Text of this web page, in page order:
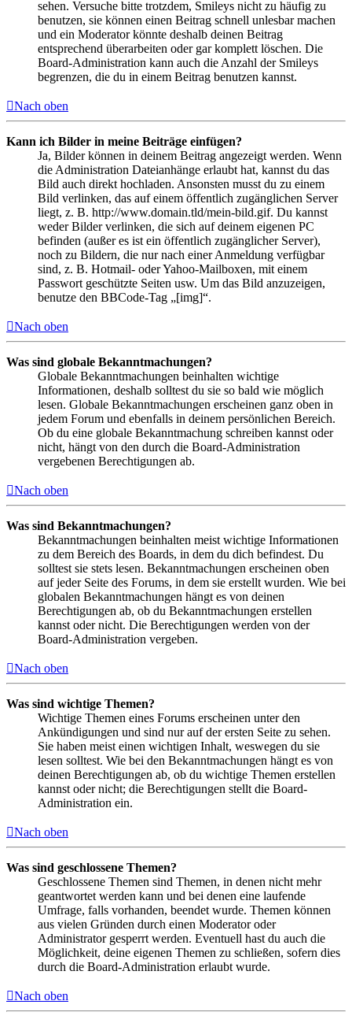
sehen. Versuche bitte trotzdem, Smileys nicht zu häufig zu
benutzen, sie können einen Beitrag schnell unlesbar machen
und ein Moderator könnte deshalb deinen Beitrag
entsprechend überarbeiten oder gar komplett löschen. Die
Board-Administration kann auch die Anzahl der Smileys
begrenzen, die du in einem Beitrag benutzen kannst.
Nach oben
Kann ich Bilder in meine Beiträge einfügen?
Ja, Bilder können in deinem Beitrag angezeigt werden. Wenn
die Administration Dateianhänge erlaubt hat, kannst du das
Bild auch direkt hochladen. Ansonsten musst du zu einem
Bild verlinken, das auf einem öffentlich zugänglichen Server
liegt, z. B. http://www.domain.tld/mein-bild.gif. Du kannst
weder Bilder verlinken, die sich auf deinem eigenen PC
befinden (außer es ist ein öffentlich zugänglicher Server),
noch zu Bildern, die nur nach einer Anmeldung verfügbar
sind, z. B. Hotmail- oder Yahoo-Mailboxen, mit einem
Passwort geschützte Seiten usw. Um das Bild anzuzeigen,
benutze den BBCode-Tag „[img]“.
Nach oben
Was sind globale Bekanntmachungen?
Globale Bekanntmachungen beinhalten wichtige
Informationen, deshalb solltest du sie so bald wie möglich
lesen. Globale Bekanntmachungen erscheinen ganz oben in
jedem Forum und ebenfalls in deinem persönlichen Bereich.
Ob du eine globale Bekanntmachung schreiben kannst oder
nicht, hängt von den durch die Board-Administration
vergebenen Berechtigungen ab.
Nach oben
Was sind Bekanntmachungen?
Bekanntmachungen beinhalten meist wichtige Informationen
zu dem Bereich des Boards, in dem du dich befindest. Du
solltest sie stets lesen. Bekanntmachungen erscheinen oben
auf jeder Seite des Forums, in dem sie erstellt wurden. Wie bei
globalen Bekanntmachungen hängt es von deinen
Berechtigungen ab, ob du Bekanntmachungen erstellen
kannst oder nicht. Die Berechtigungen werden von der
Board-Administration vergeben.
Nach oben
Was sind wichtige Themen?
Wichtige Themen eines Forums erscheinen unter den
Ankündigungen und sind nur auf der ersten Seite zu sehen.
Sie haben meist einen wichtigen Inhalt, weswegen du sie
lesen solltest. Wie bei den Bekanntmachungen hängt es von
deinen Berechtigungen ab, ob du wichtige Themen erstellen
kannst oder nicht; die Berechtigungen stellt die Board-
Administration ein.
Nach oben
Was sind geschlossene Themen?
Geschlossene Themen sind Themen, in denen nicht mehr
geantwortet werden kann und bei denen eine laufende
Umfrage, falls vorhanden, beendet wurde. Themen können
aus vielen Gründen durch einen Moderator oder
Administrator gesperrt werden. Eventuell hast du auch die
Möglichkeit, deine eigenen Themen zu schließen, sofern dies
durch die Board-Administration erlaubt wurde.
Nach oben